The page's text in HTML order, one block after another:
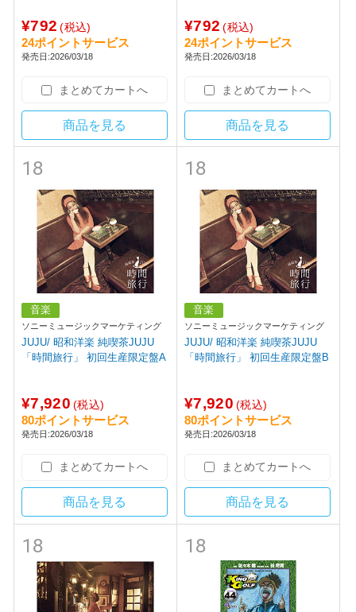
¥792 (税込)
24ポイントサービス
発売日:2026/03/18
まとめてカートへ
商品を見る
¥792 (税込)
24ポイントサービス
発売日:2026/03/18
まとめてカートへ
商品を見る
18
音楽
ソニーミュージックマーケティング
JUJU/ 昭和洋楽 純喫茶JUJU
「時間旅行」 初回生産限定盤A
¥7,920 (税込)
80ポイントサービス
発売日:2026/03/18
まとめてカートへ
商品を見る
18
音楽
ソニーミュージックマーケティング
JUJU/ 昭和洋楽 純喫茶JUJU
「時間旅行」 初回生産限定盤B
¥7,920 (税込)
80ポイントサービス
発売日:2026/03/18
まとめてカートへ
商品を見る
18 18